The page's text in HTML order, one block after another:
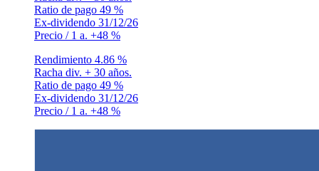
Ratio de pago 49 %
Ex-dividendo 31/12/26
Precio / 1 a. +48 %
Rendimiento 4.86 %
Racha div. + 30 años.
Ratio de pago 49 %
Ex-dividendo 31/12/26
Precio / 1 a. +48 %